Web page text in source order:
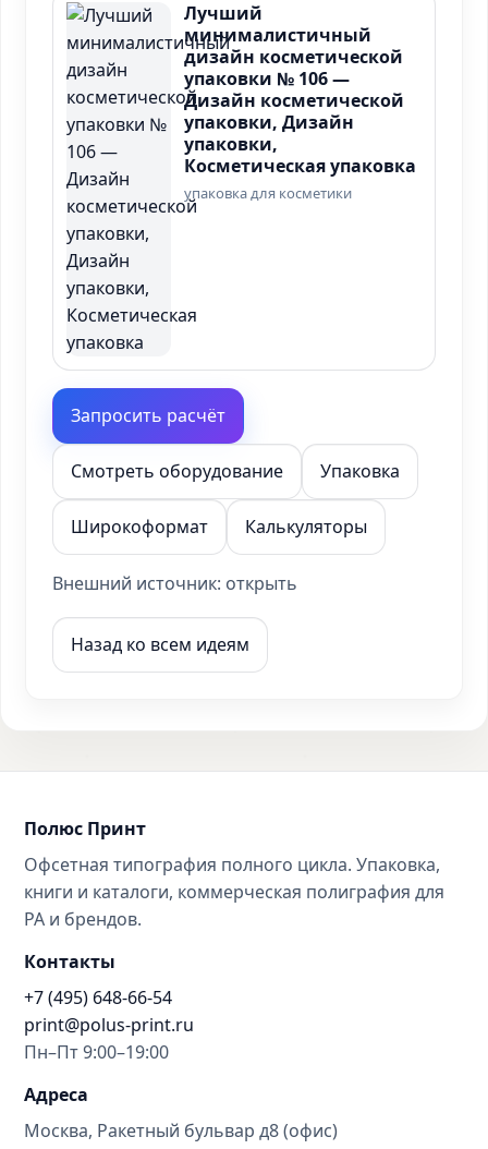
Лучший
минималистичный
дизайн косметической
упаковки № 106 —
Дизайн косметической
упаковки, Дизайн
упаковки,
Косметическая упаковка
упаковка для косметики
Запросить расчёт
Смотреть оборудование Упаковка
Широкоформат Калькуляторы
Внешний источник: открыть
Назад ко всем идеям
Полюс Принт
Офсетная типография полного цикла. Упаковка,
книги и каталоги, коммерческая полиграфия для
РА и брендов.
Контакты
+7 (495) 648-66-54
print@polus-print.ru
Пн–Пт 9:00–19:00
Адреса
Москва, Ракетный бульвар д8 (офис)